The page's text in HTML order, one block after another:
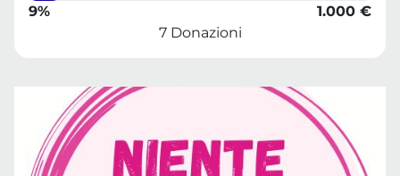
9%
1.000 €
7 Donazioni